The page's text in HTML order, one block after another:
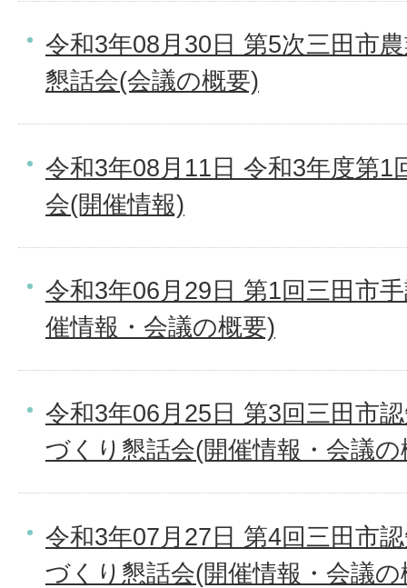
令和3年08月30日 第5次三田市
懇話会(会議の概要)
令和3年08月11日 令和3年度第1
会(開催情報)
令和3年06月29日 第1回三田市
催情報・会議の概要)
令和3年06月25日 第3回三田市
づくり懇話会(開催情報・会議の
令和3年07月27日 第4回三田市
づくり懇話会(開催情報・会議の